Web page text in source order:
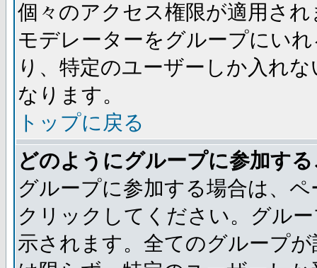
個々のアクセス権限が適用さ
モデレーターをグループにい
り、特定のユーザーしか入れ
なります。
トップに戻る
どのようにグループに参加す
グループに参加する場合は、
クリックしてください。グル
示されます。全てのグループ